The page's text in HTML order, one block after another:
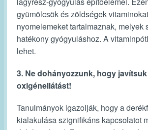
gyümölcsök és zöldségek
nyomelemeket tartalmaznak, melyek
hatékony gyógyuláshoz. A
lehet.
3. Ne dohányozzunk, hogy
oxigénellátást!
Tanulmányok igazolják, hogy a
kialakulása szignifikáns kapcsolatot